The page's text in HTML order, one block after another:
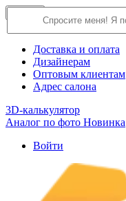
О компании
Доставка и оплата
Дизайнерам
Оптовым клиентам
Адрес салона
3D-калькулятор
Аналог по фото Новинка
Войти